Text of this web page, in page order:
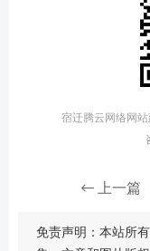
宿迁腾云网络网站
上一篇
免责声明：本站所